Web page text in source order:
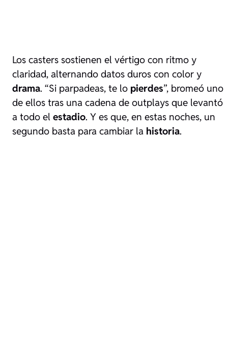
Los casters sostienen el vértigo con ritmo y
claridad, alternando datos duros con color y
drama. “Si parpadeas, te lo pierdes”, bromeó uno
de ellos tras una cadena de outplays que levantó
a todo el estadio. Y es que, en estas noches, un
segundo basta para cambiar la historia.